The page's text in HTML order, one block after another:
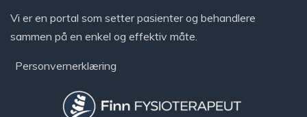
Vi er en portal som setter pasienter og behandlere
sammen på en enkel og effektiv måte.
Personvernerklæring